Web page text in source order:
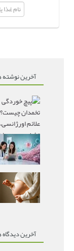
آخرین نوشته
آخرین دیدگاه